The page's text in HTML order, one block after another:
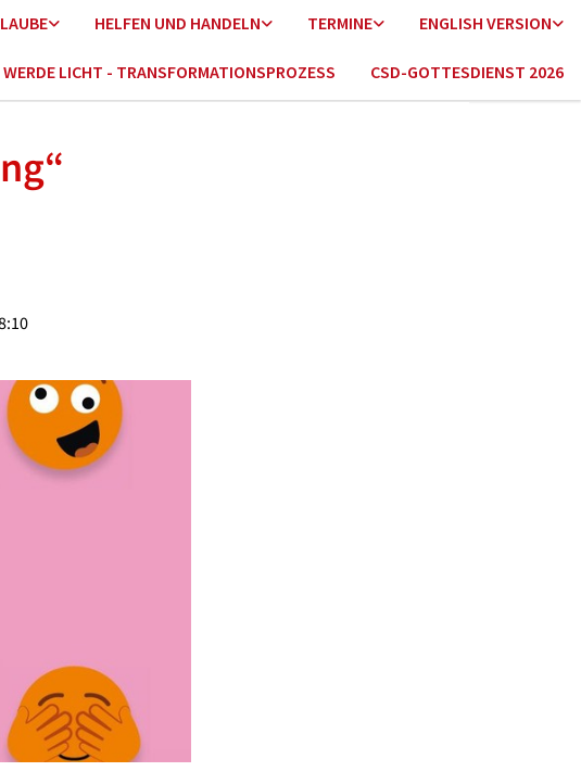
HELFEN UND HANDELN TERMINE ENGLISH VERSION
WERDE LICHT - TRANSFORMATIONSPROZESS CSD-GOTTESDIENST 2026